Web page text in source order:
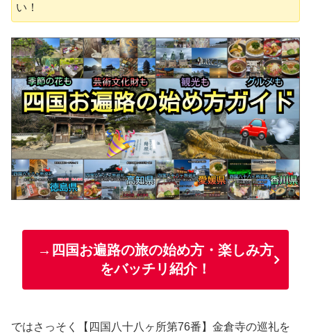
い！
→四国お遍路の旅の始め方・楽しみ方
をバッチリ紹介！
ではさっそく【四国八十八ヶ所第76番】金倉寺の巡礼を